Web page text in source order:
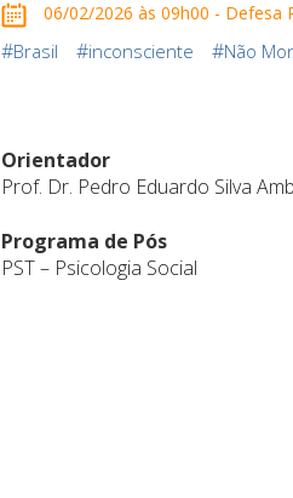
06/02/2026 às 09h00 - Defesa
#Brasil #inconsciente #Não
Orientador
Prof. Dr. Pedro Eduardo Silva
Programa de Pós
PST – Psicologia Social